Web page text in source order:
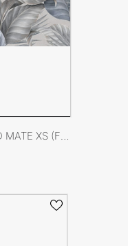
CER GRAVITY PALMER COLD MATE XS (FLOR) 40X120 RECT